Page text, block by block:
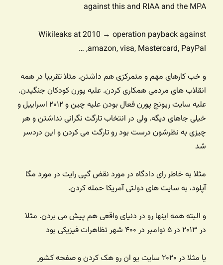
against this and RIAA and the MPA
Wikileaks at 2010 → operation payback against
amazon, visa, Mastercard, PayPal, …
و خب کارهای مهم و متمرکزی هم داشتن. مثلا تقریبا در همه
انقلاب های مردمی همکاری کردن. علیه پورن کودکان جنگیدن.
علیه سایت ریونج پورن فعال بودن علیه چین و ۲۰۱۲ اسراییل و
خیلی جاهای دیگه. ولی در انتخاب تارگت نگرانی نداشتن و هر
چیزی به نظرشون درست بود رو تارگت می کردن و این دردسر
شد
مثلا به خاطر رای دادگاه در مورد نقض گپی رایت در مورد مگا
آپلود، به سایت های دولتی آمریکا حمله کردن.
و البته همه اینها رو در دنیای واقعی هم پیش می بردن. مثلا
در ۲۰۱۳ در ۵ نوامبر در ۴۰۰ شهر تظاهرات فیزیکی بود
یا مثلا در ۲۰۲۰ سایت یو ان رو هک کردن و صفحه کشور